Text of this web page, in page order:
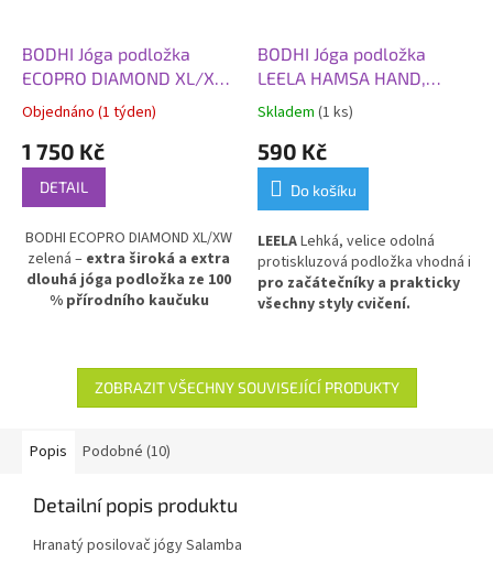
BODHI Jóga podložka
ECOPRO DIAMOND XL/XW,
200 x 66 x 0,6 cm, zelená
Objednáno (1 týden)
1 750 Kč
DETAIL
BODHI ECOPRO DIAMOND XL/XW
zelená – extra široká a extra
dlouhá jóga podložka ze 100
% přírodního kaučuku
ny a všechny, kdo chtějí
více prostoru při cvičení.
Pohodlná, ekologická a odolná
designem pro maximální
BODHI Jóga podložka
LEELA HAMSA HAND,
183x60x0,45 cm, světle
Skladem (1 ks)
590 Kč
Do košíku
LEELALehká, velice odolná
protiskluzová podložka vhodná i
pro začátečníky a prakticky
všechny styly cvičení.
použití.PVC
ZOBRAZIT VŠECHNY SOUVISEJÍCÍ PRODUKTY
Popis Podobné (10)
Detailní popis produktu
Hranatýposilovač jógy Salamba